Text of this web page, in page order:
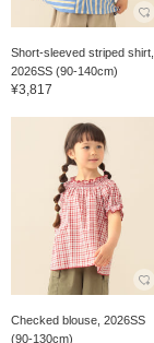
Short-sleeved striped shirt,
2026SS (90-140cm)
¥3,817
Checked blouse, 2026SS
(90-130cm)